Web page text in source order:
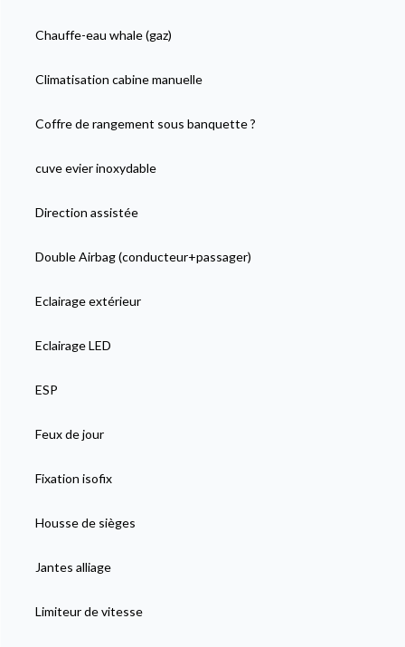
Chauffe-eau whale (gaz)
Climatisation cabine manuelle
Coffre de rangement sous banquette ?
cuve evier inoxydable
Direction assistée
Double Airbag (conducteur+passager)
Eclairage extérieur
Eclairage LED
ESP
Feux de jour
Fixation isofix
Housse de sièges
Jantes alliage
Limiteur de vitesse